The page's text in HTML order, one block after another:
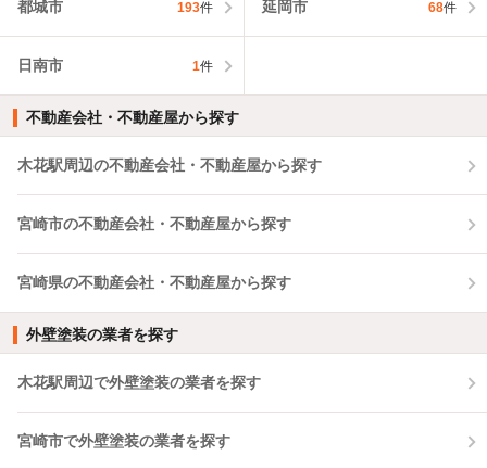
都城市 193件 延岡市 68件
日南市 1件
不動産会社・不動産屋から探す
木花駅周辺の不動産会社・不動産屋から探す
宮崎市の不動産会社・不動産屋から探す
宮崎県の不動産会社・不動産屋から探す
外壁塗装の業者を探す
木花駅周辺で外壁塗装の業者を探す
宮崎市で外壁塗装の業者を探す